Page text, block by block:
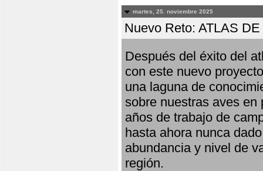
martes, 25. noviembre 2025
Nuevo Reto: ATLAS
Después del éxito del
con este nuevo
una laguna de
sobre nuestras aves en
años de trabajo de
hasta ahora nunca
abundancia y nivel de
región.